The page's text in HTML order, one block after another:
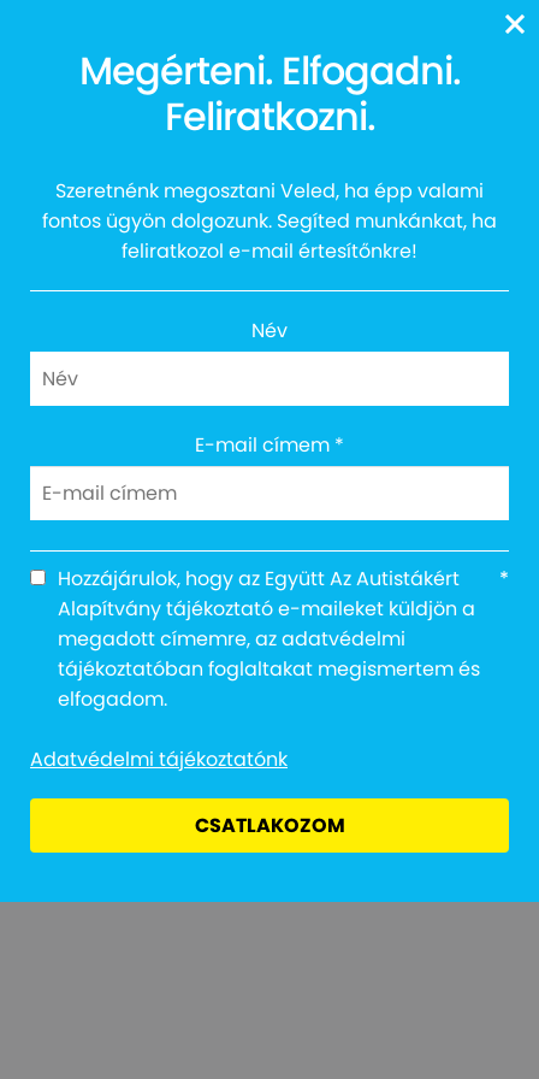
Szikra Tehetséggondozó
Tábor 2021
Cím: 1027 Budapest, Margit körút 12.
Email: info@egyuttazautistakert.hu
Adományvonalunk: 13616
Bankszámlaszám: 10300002-13790364-00034905
Adatvédelmi Tájékoztató Jogi Nyilatkozat
Megérteni. Elfogadni.
Feliratkozni.
Szeretnénk megosztani Veled, ha épp valami
fontos ügyön dolgozunk. Segíted munkánkat, ha
feliratkozol e-mail értesítőnkre!
Név
E-mail címem *
Hozzájárulok, hogy az Együtt Az Autistákért
Alapítvány tájékoztató e-maileket küldjön a
megadott címemre, az adatvédelmi
tájékoztatóban foglaltakat megismertem és
elfogadom.
*
Adatvédelmi tájékoztatónk
CSATLAKOZOM